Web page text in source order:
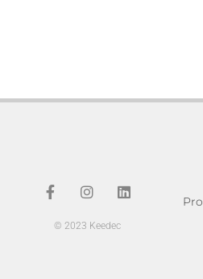
Espejo Rafia Étnico
Añadir al carrito
© 2023 Keedec